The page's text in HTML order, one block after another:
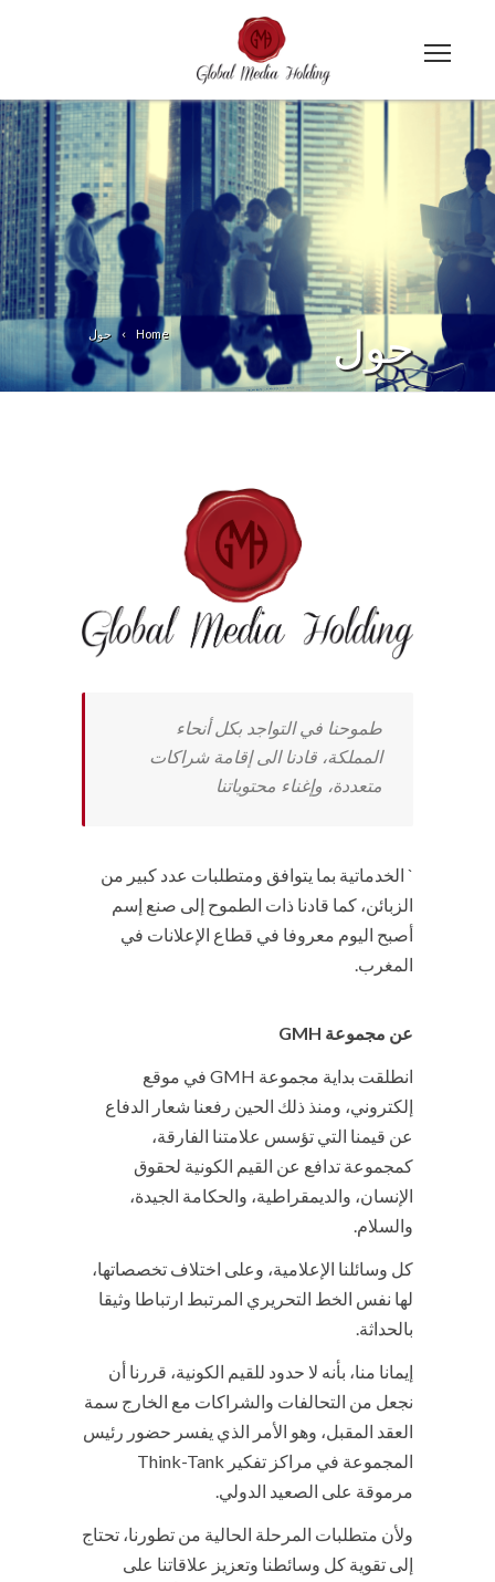
Home حول حول
طموحنا في التواجد بكل أنحاء
المملكة، قادنا الى إقامة شراكات
متعددة، وإغناء محتوياتنا
` الخدماتية بما يتوافق ومتطلبات عدد كبير من
الزبائن، كما قادنا ذات الطموح إلى صنع إسم
أصبح اليوم معروفا في قطاع الإعلانات في
المغرب.
عن مجموعة GMH
انطلقت بداية مجموعة GMH في موقع
إلكتروني، ومنذ ذلك الحين رفعنا شعار الدفاع
عن قيمنا التي تؤسس علامتنا الفارقة،
كمجموعة تدافع عن القيم الكونية لحقوق
الإنسان، والديمقراطية، والحكامة الجيدة،
والسلام.
كل وسائلنا الإعلامية، وعلى اختلاف تخصصاتها،
لها نفس الخط التحريري المرتبط ارتباطا وثيقا
بالحداثة.
إيمانا منا، بأنه لا حدود للقيم الكونية، قررنا أن
نجعل من التحالفات والشراكات مع الخارج سمة
العقد المقبل، وهو الأمر الذي يفسر حضور رئيس
المجموعة في مراكز تفكير Think-Tank
مرموقة على الصعيد الدولي.
ولأن متطلبات المرحلة الحالية من تطورنا، تحتاج
إلى تقوية كل وسائطنا وتعزيز علاقاتنا على